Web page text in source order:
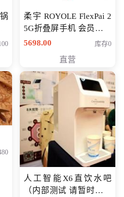
柔宇 ROYOLE FlexPai 2
5G折叠屏手机 会员专享
购买价格 4998元
5698.00 库存0
直营
人工智能X6直饮水吧
（内部测试 请暂时不要